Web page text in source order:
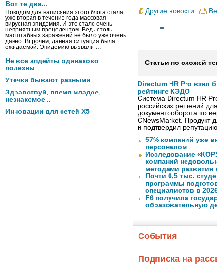
Вот те два...
Поводом для написания этого блога стала
уже вторая в течение года массовая
вирусная эпидемия. И это стало очень
неприятным прецедентом. Ведь столь
масштабных заражений не было уже очень
давно. Впрочем, данная ситуация была
ожидаемой. Эпидемию вызвали …
Не все апдейты одинаково
полезны
Утечки бывают разными
Здравствуй, племя младое,
незнакомое...
Инновации для сетей X5
Другие новости
Статьи по схожей
Directum HR Pro взял
рейтинге КЭДО
Система Directum HR
российских решений
документооборота по
CNewsMarket. Продукт
и подтвердил
57% компаний уже
персоналом
Исследование
компаний
методами развития
Почти 6,5 тыс.
программы
специалистов в
F6 получила
образовательную
События
Подписка на